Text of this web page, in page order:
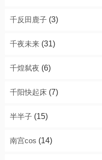
千反田鹿子 (3)
千夜未来 (31)
千煌弑夜 (6)
千阳快起床 (7)
半半子 (15)
南宫cos (14)